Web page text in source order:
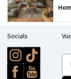
Socials